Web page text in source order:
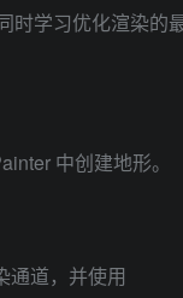
时学习优化渲染的
中创建地形。
通道，并使用